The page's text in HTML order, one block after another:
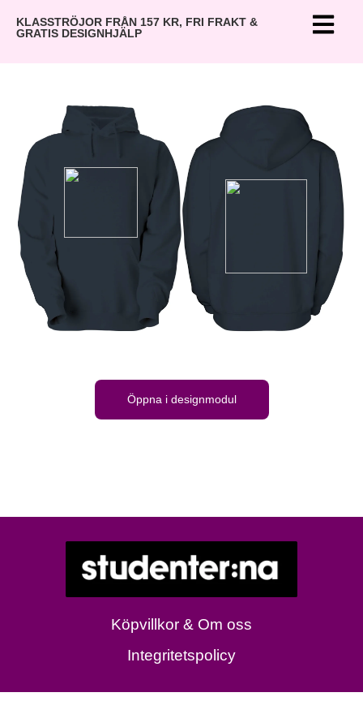
KLASSTRÖJOR FRÅN 157 KR, FRI FRAKT &
GRATIS DESIGNHJÄLP
Öppna i designmodul
Köpvillkor & Om oss
Integritetspolicy